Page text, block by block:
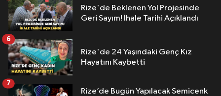
Rize'de Beklenen Yol Projesinde
Geri Sayım! İhale Tarihi Açıklandı
Rize'de 24 Yaşındaki Genç Kız
Hayatını Kaybetti
6
Rize’de Bugün Yapılacak Semicenk
7